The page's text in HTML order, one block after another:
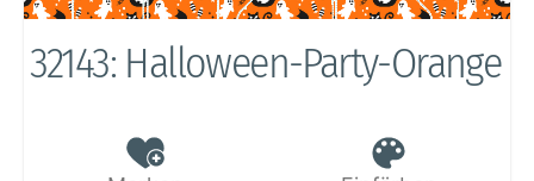
32143: Halloween-Party-Orange